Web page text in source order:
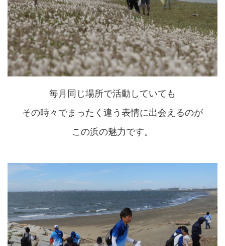
毎月同じ場所で活動していても
その時々でまったく違う表情に出会えるのが
この浜の魅力です。